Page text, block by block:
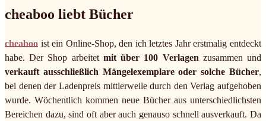
cheaboo liebt Bücher
cheaboo ist ein Online-Shop, den ich letztes Jahr erstmalig entdeckt
habe. Der Shop arbeitet mit über 100 Verlagen zusammen und
verkauft ausschließlich Mängelexemplare oder solche Bücher,
bei denen der Ladenpreis mittlerweile durch den Verlag aufgehoben
wurde. Wöchentlich kommen neue Bücher aus unterschiedlichsten
Bereichen dazu, sind oft aber auch genauso schnell ausverkauft. Da